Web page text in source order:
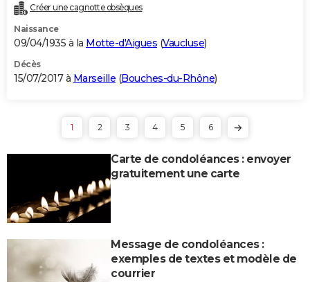
Créer une cagnotte obsèques
Naissance
09/04/1935 à la Motte-d'Aigues (Vaucluse)
Décès
15/07/2017 à Marseille (Bouches-du-Rhône)
1 2 3 4 5 6
Carte de condoléances : envoyer
gratuitement une carte
Message de condoléances :
exemples de textes et modèle de
courrier